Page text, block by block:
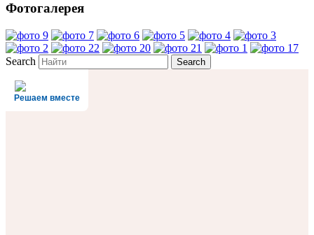
Фотогалерея
Search
Решаем вместе